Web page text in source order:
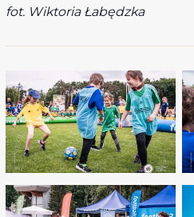
fot. Wiktoria Łabędzka